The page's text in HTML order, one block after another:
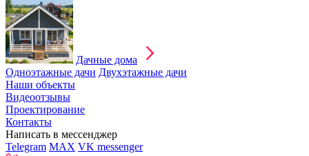
Дачные дома
Одноэтажные дачи Двухэтажные дачи
Наши объекты
Видеоотзывы
Проектирование
Контакты
Написать в мессенджер
Telegram MAX VK messenger